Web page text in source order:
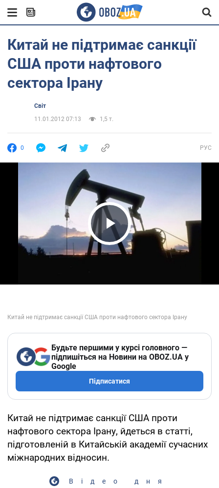
Китай не підтримає санкції
США проти нафтового
сектора Ірану
Світ
11.01.2012 07:13
1,5 т.
0 РУС
Play Video
Будьте першими у курсі головного —
підпишіться на Новини на OBOZ.UA у
Google
Підписатися
Китай не підтримає санкції США проти
нафтового сектора Ірану, йдеться в статті,
підготовленій в Китайській академії сучасних
міжнародних відносин.
Відео дня